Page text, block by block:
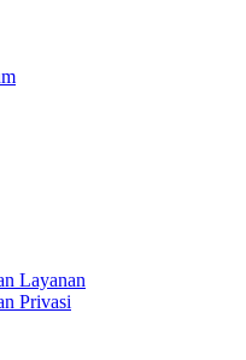
Layanan
Privasi